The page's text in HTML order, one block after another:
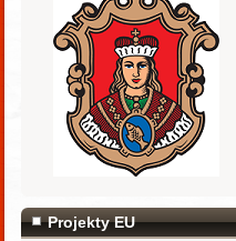
Projekty EU